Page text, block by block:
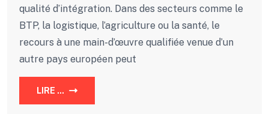
qualité d’intégration. Dans des secteurs comme le
BTP, la logistique, l’agriculture ou la santé, le
recours à une main-d’œuvre qualifiée venue d’un
autre pays européen peut
LIRE ...